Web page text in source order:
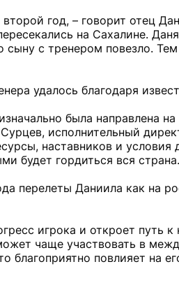
год, – говорит отец
на Сахалине.
с тренером повезло.
удалось благодаря
была направлена
Сурцев, исполнительный
наставников и
будет гордиться вся страна.
перелеты Даниила как на
игрока и откроет
чаще участвовать в
благоприятно повлияет на